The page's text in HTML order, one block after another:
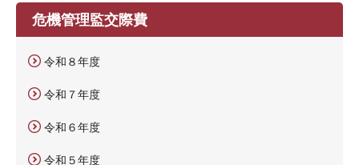
危機管理監交際費
令和８年度
令和７年度
令和６年度
令和５年度